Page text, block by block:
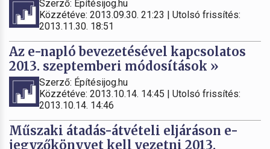
Szerző: Építésijog.hu
Közzétéve: 2013.09.30. 21:23 | Utolsó frissítés:
2013.11.30. 18:51
Az e-napló bevezetésével kapcsolatos
2013. szeptemberi módosítások »
Szerző: Építésijog.hu
Közzétéve: 2013.10.14. 14:45 | Utolsó frissítés:
2013.10.14. 14:46
Műszaki átadás-átvételi eljáráson e-
jegyzőkönyvet kell vezetni 2013.